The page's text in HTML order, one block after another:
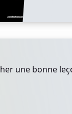
une bonne